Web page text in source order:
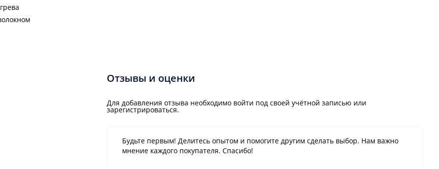
Отзывы и оценки
Для добавления отзыва необходимо войти под своей учётной записью или
зарегистрироваться.
Будьте первым! Делитесь опытом и помогите другим сделать выбор. Нам важно
мнение каждого покупателя. Спасибо!